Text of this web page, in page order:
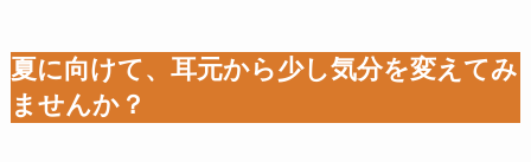
夏に向けて、耳元から少し気分を変えてみ
ませんか？